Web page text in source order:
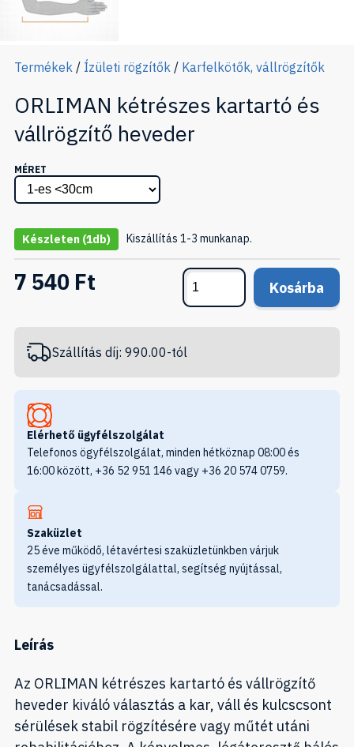
Termékek / Ízületi rögzítők / Karfelkötők, vállrögzítők
ORLIMAN kétrészes kartartó és
vállrögzítő heveder
MÉRET
Készleten (1db) Kiszállítás 1-3 munkanap.
7 540 Ft Kosárba
Szállítás díj: 990.00-tól
Elérhető ügyfélszolgálat
Telefonos ögyfélszolgálat, minden hétköznap 08:00 és
16:00 között, +36 52 951 146 vagy +36 20 574 0759.
Szaküzlet
25 éve működő, létavértesi szaküzletünkben várjuk
személyes ügyfélszolgálattal, segítség nyújtással,
tanácsadással.
Leírás
Az ORLIMAN kétrészes kartartó és vállrögzítő
heveder kiváló választás a kar, váll és kulcscsont
sérülések stabil rögzítésére vagy műtét utáni